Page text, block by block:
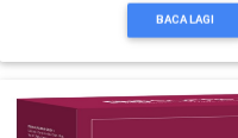
BACA LAGI